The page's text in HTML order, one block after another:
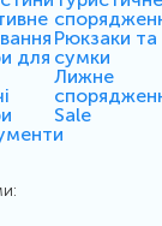
для
Рюкзаки та
сумки
Лижне
Sale